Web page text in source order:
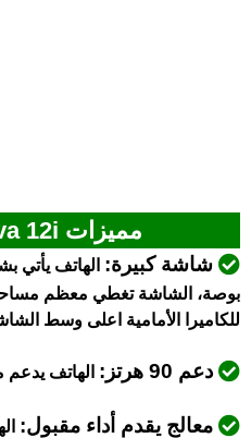
مميزات Huawei Nova 12i
شاشة كبيرة:
بوصة، الشاشة تغطي معظم
للكاميرا الأمامية اعلى وسط
دعم 90 هرتز: الهاتف يدعم
معالج يقدم أداء مقبول: